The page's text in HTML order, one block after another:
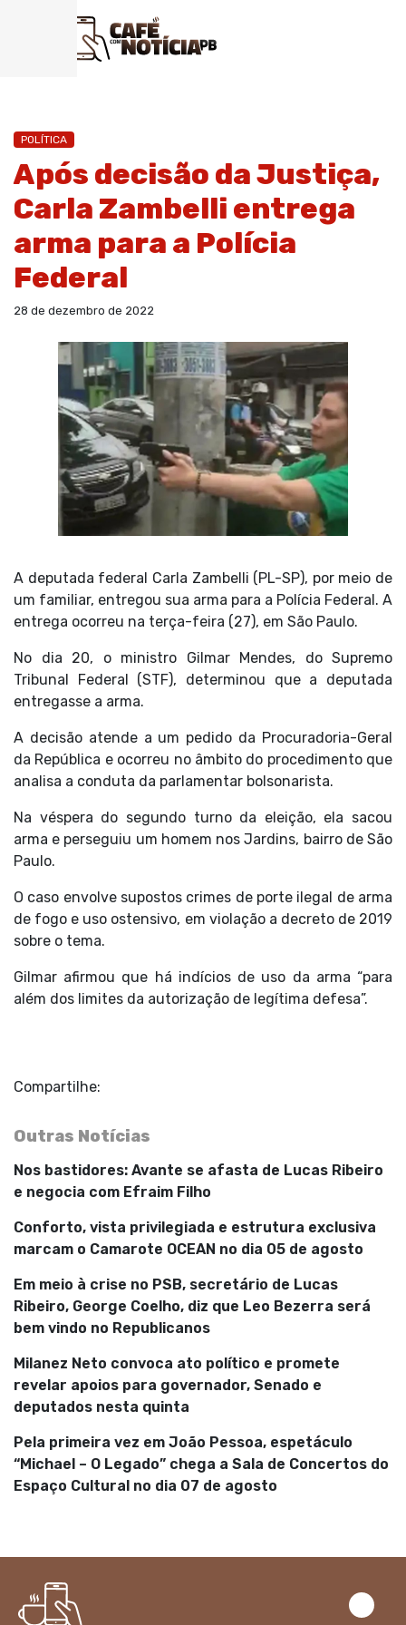
POLÍTICA
Após decisão da Justiça,
Carla Zambelli entrega
arma para a Polícia
Federal
28 de dezembro de 2022
A deputada federal Carla Zambelli (PL-SP), por meio de
um familiar, entregou sua arma para a Polícia Federal. A
entrega ocorreu na terça-feira (27), em São Paulo.
No dia 20, o ministro Gilmar Mendes, do Supremo
Tribunal Federal (STF), determinou que a deputada
entregasse a arma.
A decisão atende a um pedido da Procuradoria-Geral
da República e ocorreu no âmbito do procedimento que
analisa a conduta da parlamentar bolsonarista.
Na véspera do segundo turno da eleição, ela sacou
arma e perseguiu um homem nos Jardins, bairro de São
Paulo.
O caso envolve supostos crimes de porte ilegal de arma
de fogo e uso ostensivo, em violação a decreto de 2019
sobre o tema.
Gilmar afirmou que há indícios de uso da arma “para
além dos limites da autorização de legítima defesa”.
Compartilhe:
Outras Notícias
Nos bastidores: Avante se afasta de Lucas Ribeiro
e negocia com Efraim Filho
Conforto, vista privilegiada e estrutura exclusiva
marcam o Camarote OCEAN no dia 05 de agosto
Em meio à crise no PSB, secretário de Lucas
Ribeiro, George Coelho, diz que Leo Bezerra será
bem vindo no Republicanos
Milanez Neto convoca ato político e promete
revelar apoios para governador, Senado e
deputados nesta quinta
Pela primeira vez em João Pessoa, espetáculo
“Michael – O Legado” chega a Sala de Concertos do
Espaço Cultural no dia 07 de agosto